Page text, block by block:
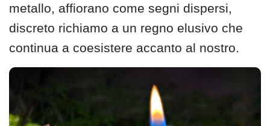
metallo, affiorano come segni dispersi,
discreto richiamo a un regno elusivo che
continua a coesistere accanto al nostro.